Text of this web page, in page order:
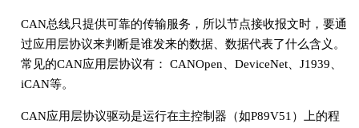
CAN总线只提供可靠的传输服务，所以节点接收报文时，要通
过应用层协议来判断是谁发来的数据、数据代表了什么含义。
常见的CAN应用层协议有： CANOpen、DeviceNet、J1939、
iCAN等。
CAN应用层协议驱动是运行在主控制器（如P89V51）上的程